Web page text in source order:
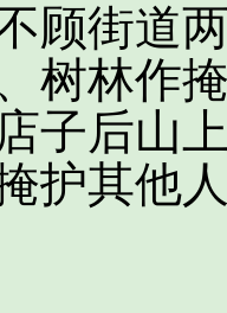
街道两
树林作
子后山
护其他